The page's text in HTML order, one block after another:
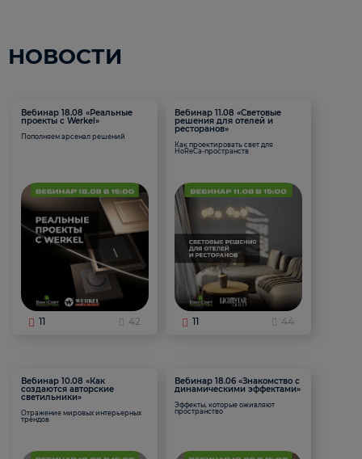
НОВОСТИ
Вебинар 18.08 «Реальные
проекты с Werkel»
Пополняем арсенал решений
11 42
Вебинар 11.08 «Световые
решения для отелей и
ресторанов»
Как проектировать свет для
HoReCa-пространств
11 44
Вебинар 10.08 «Как
создаются авторские
светильники»
Отражение мировых интерьерных
трендов
Вебинар 18.06 «Знакомство с
динамическими эффектами»
Эффекты, которые оживляют
пространство